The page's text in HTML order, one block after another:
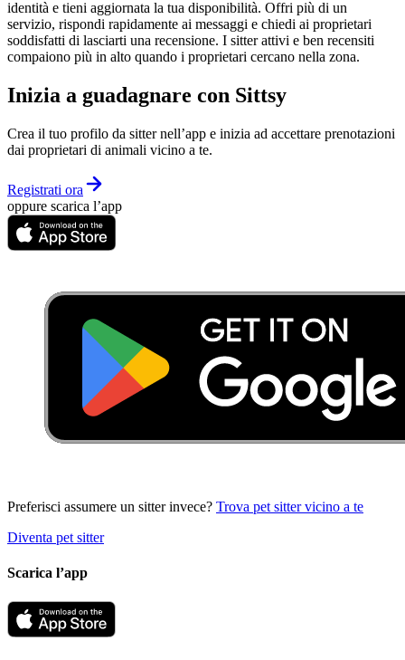
identità e tieni aggiornata la tua disponibilità. Offri più di un
servizio, rispondi rapidamente ai messaggi e chiedi ai proprietari
soddisfatti di lasciarti una recensione. I sitter attivi e ben recensiti
compaiono più in alto quando i proprietari cercano nella zona.
Inizia a guadagnare con Sittsy
Crea il tuo profilo da sitter nell’app e inizia ad accettare prenotazioni
dai proprietari di animali vicino a te.
Registrati ora
oppure scarica l’app
Preferisci assumere un sitter invece? Trova pet sitter vicino a te
Diventa pet sitter
Scarica l’app